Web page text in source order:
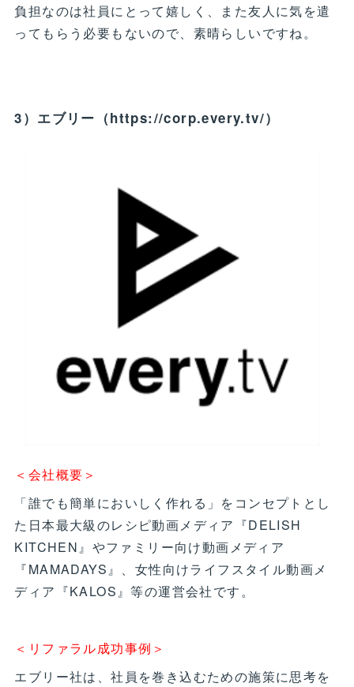
負担なのは社員にとって嬉しく、また友人に気を遣
ってもらう必要もないので、素晴らしいですね。
3）エブリー（https://corp.every.tv/）
＜会社概要＞
「誰でも簡単においしく作れる」をコンセプトとし
た日本最大級のレシピ動画メディア『DELISH
KITCHEN』やファミリー向け動画メディア
『MAMADAYS』、女性向けライフスタイル動画メ
ディア『KALOS』等の運営会社です。
＜リファラル成功事例＞
エブリー社は、社員を巻き込むための施策に思考を